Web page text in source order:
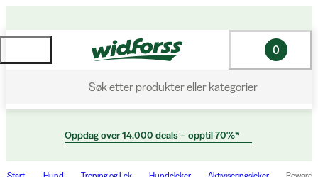
Søk etter produkter eller kategorier
0
Oppdag over 14.000 deals – opptil 70%*
Start Hund Trening og Lek Hundeleker Aktiviseringsleker Reward